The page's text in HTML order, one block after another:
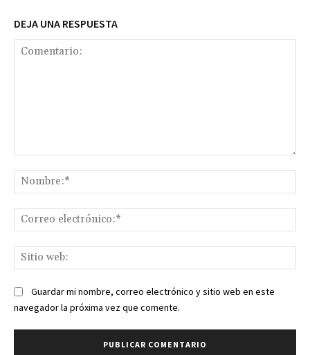
DEJA UNA RESPUESTA
Guardar mi nombre, correo electrónico y sitio web en este
navegador la próxima vez que comente.